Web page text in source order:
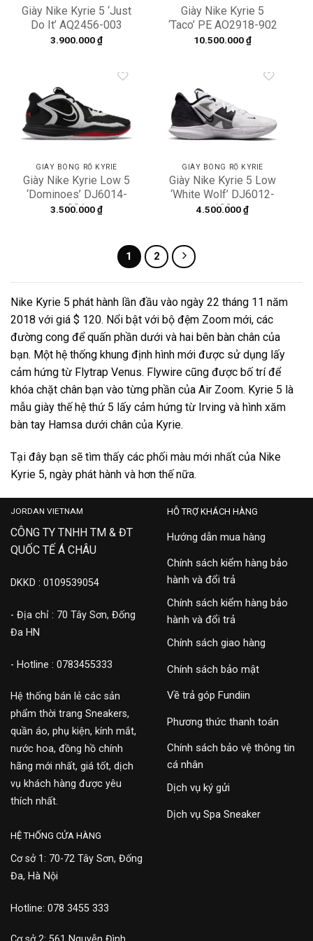
Giày Nike Kyrie 5 ‘Just
Do It’ AQ2456-003
3.900.000₫
Giày Nike Kyrie 5
‘Taco’ PE AO2918-902
10.500.000₫
wishlist
GIÀY BÓNG RỔ KYRIE
Giày Nike Kyrie Low 5
‘Dominoes’ DJ6014-
001
3.500.000₫
wishlist
GIÀY BÓNG RỔ KYRIE
Giày Nike Kyrie 5 Low
‘White Wolf’ DJ6012-
102
4.500.000₫
1 2
Nike Kyrie 5 phát hành lần đầu vào ngày 22 tháng 11 năm
2018 với giá $ 120. Nổi bật với bộ đệm Zoom mới, các
đường cong để quấn phần dưới và hai bên bàn chân của
bạn. Một hệ thống khung định hình mới được sử dụng lấy
cảm hứng từ Flytrap Venus. Flywire cũng được bố trí để
khóa chặt chân bạn vào từng phần của Air Zoom. Kyrie 5 là
mẫu giày thế hệ thứ 5 lấy cảm hứng từ Irving và hình xăm
bàn tay Hamsa dưới chân của Kyrie.
Tại đây bạn sẽ tìm thấy các phối màu mới nhất của Nike
Kyrie 5, ngày phát hành và hơn thế nữa.
JORDAN VIETNAM
CÔNG TY TNHH TM & ĐT
QUỐC TẾ Á CHÂU
DKKD : 0109539054
- Địa chỉ : 70 Tây Sơn, Đống
Đa HN
- Hotline : 0783455333
Hệ thống bán lẻ các sản
phẩm thời trang Sneakers,
quần áo, phụ kiện, kính mắt,
nước hoa, đồng hồ chính
hãng mới nhất, giá tốt, dịch
vụ khách hàng được yêu
thích nhất.
HỖ TRỢ KHÁCH HÀNG
Hướng dẫn mua hàng
Chính sách kiểm hàng bảo
hành và đổi trả
Chính sách kiểm hàng bảo
hành và đổi trả
Chính sách giao hàng
Chính sách bảo mật
Về trả góp Fundiin
Phương thức thanh toán
Chính sách bảo vệ thông tin
cá nhân
Dịch vụ ký gửi
Dịch vụ Spa Sneaker
HỆ THỐNG CỬA HÀNG
Cơ sở 1: 70-72 Tây Sơn, Đống
Đa, Hà Nội
Hotline: 078 3455 333